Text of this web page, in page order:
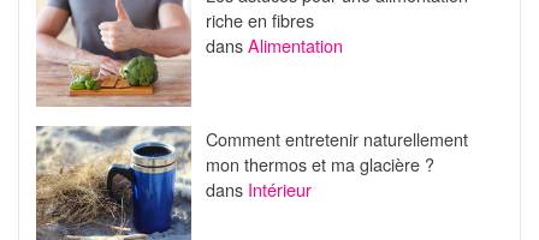
riche en fibres
dansAlimentation
Comment entretenir naturellement
mon thermos et ma glacière ?
dans Intérieur